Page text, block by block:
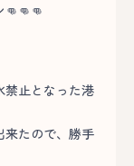
👊👊👊
禁止となった港
来たので、勝手